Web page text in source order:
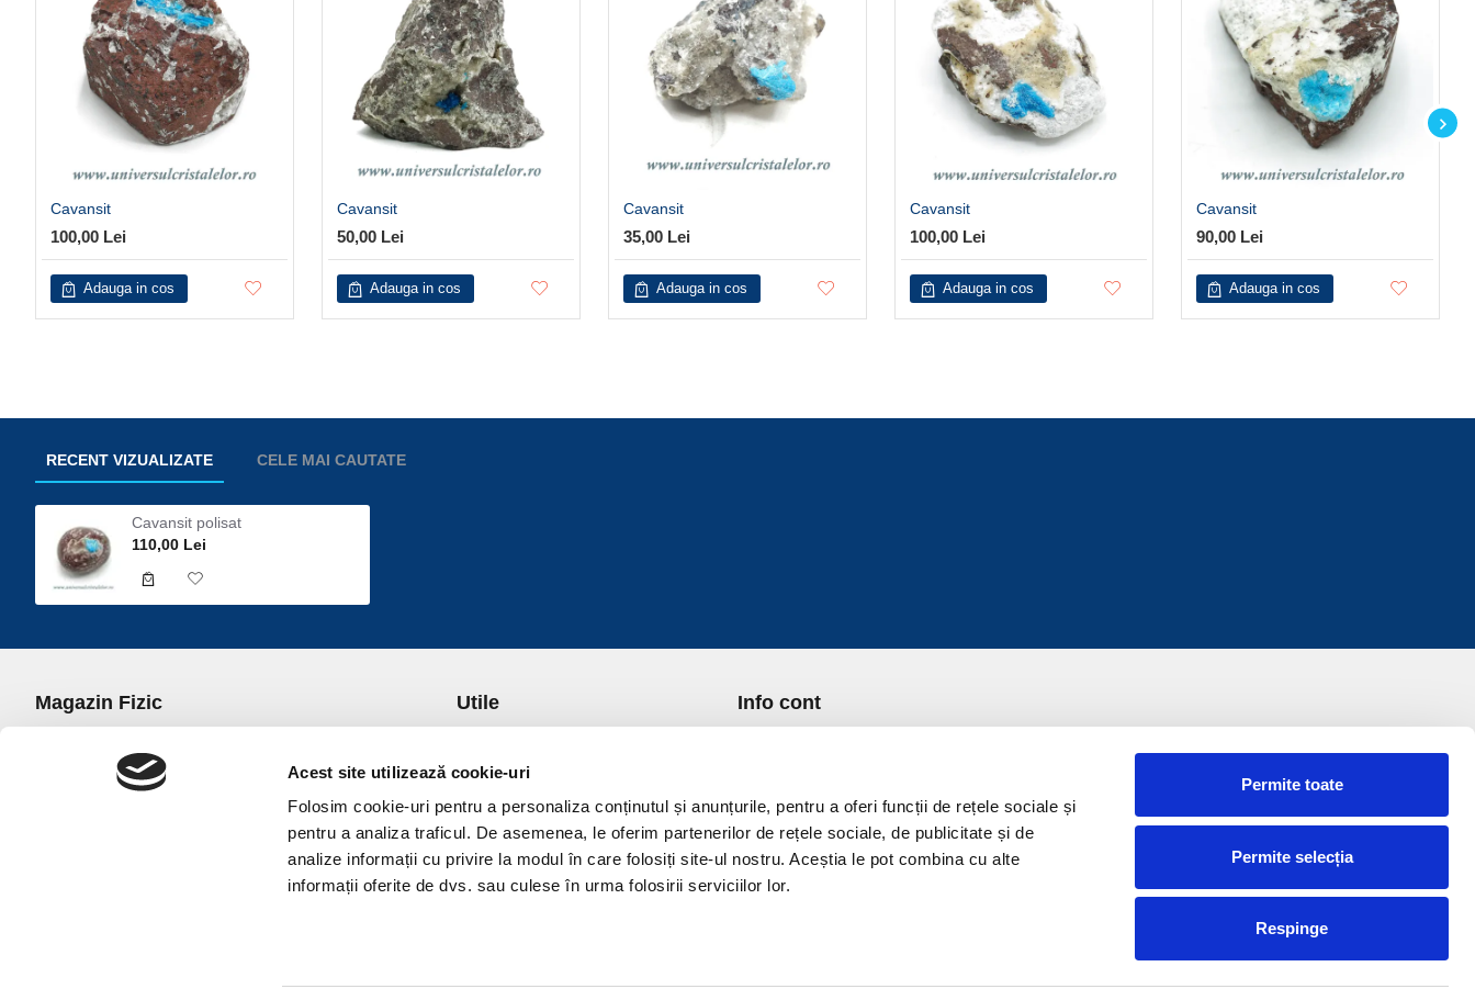
Acest site utilizează cookie-uri
Folosim cookie-uri pentru a personaliza conținutul și anunțurile, pentru a oferi funcții de rețele sociale și
pentru a analiza traficul. De asemenea, le oferim partenerilor de rețele sociale, de publicitate și de
analize informații cu privire la modul în care folosiți site-ul nostru. Aceștia le pot combina cu alte
informații oferite de dvs. sau culese în urma folosirii serviciilor lor.
Permite toate
Permite selecția
Respinge
Cavansit
100,00 Lei
Adauga in cos
Cavansit
50,00 Lei
Adauga in cos
Cavansit
35,00 Lei
Adauga in cos
Cavansit
100,00 Lei
Adauga in cos
Cavansit
90,00 Lei
Adauga in cos
RECENT VIZUALIZATE CELE MAI CAUTATE
Cavansit polisat
110,00 Lei
Magazin Fizic
office@universulcristalelor.ro
0799 879 911, 0723 145 611 (Comenzi Telefonice)
Utile
Transport si Plata
Politica de Returnare
Politica de confidentialitate
Politica Cookies
Termeni si conditii
Info cont
Lista Favorite
GDPR - Protectia datelor
Contact